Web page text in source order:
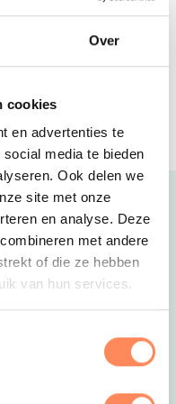
Over
cookies
en advertenties te
media te bieden
Ook delen we
site met onze
en analyse. Deze
met andere
of die ze hebben
van hun services.
EN DEN BOSCH- Een
restaurants, bowling en
1 dak!